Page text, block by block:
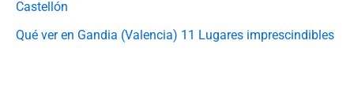
Castellón
Qué ver en Gandia (Valencia) 11 Lugares imprescindibles